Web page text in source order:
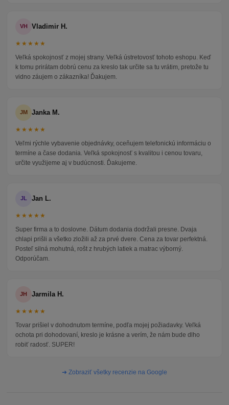
VH Vladimir H.
★★★★★
Veľká spokojnosť z mojej strany. Veľká ústretovosť tohoto eshopu. Keď
k tomu prirátam dobrú cenu za kreslo tak určite sa tu vrátim, pretože tu
vidno záujem o zákazníka! Ďakujem.
JM Janka M.
★★★★★
Veľmi rýchle vybavenie objednávky, oceňujem telefonickú informáciu o
termíne a čase dodania. Veľká spokojnosť s kvalitou i cenou tovaru,
určite využijeme aj v budúcnosti. Ďakujeme.
JL Jan L.
★★★★★
Super firma a to doslovne. Dátum dodania dodržali presne. Dvaja
chlapi prišli a všetko zložili až za prvé dvere. Cena za tovar perfektná.
Posteľ silná mohutná, rošt z hrubých latiek a matrac výborný.
Odporúčam.
JH Jarmila H.
★★★★★
Tovar prišiel v dohodnutom termíne, podľa mojej požiadavky. Veľká
ochota pri dohodovaní, kreslo je krásne a verím, že nám bude dlho
robiť radosť. SUPER!
➜ Zobraziť všetky recenzie na Google